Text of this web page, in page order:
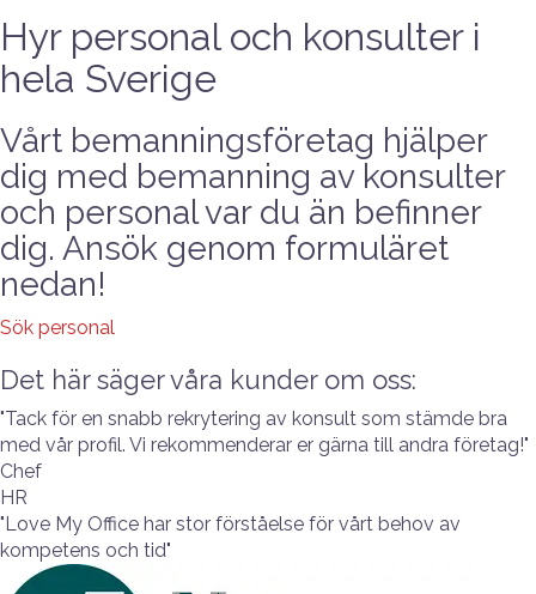
Hyr personal och konsulter i
hela Sverige
Vårt bemanningsföretag hjälper
dig med bemanning av konsulter
och personal var du än befinner
dig. Ansök genom formuläret
nedan!
Sök personal
Det här säger våra kunder om oss:
"Tack för en snabb rekrytering av konsult som stämde bra
med vår profil. Vi rekommenderar er gärna till andra företag!"
Chef
HR
"Love My Office har stor förståelse för vårt behov av
kompetens och tid"